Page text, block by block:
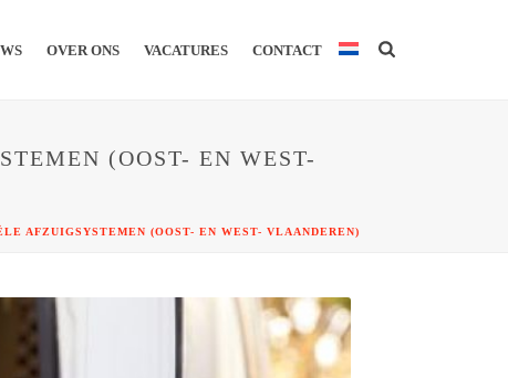
OVER ONS VACATURES CONTACT
(OOST- EN WEST-
AFZUIGSYSTEMEN (OOST- EN WEST- VLAANDEREN)